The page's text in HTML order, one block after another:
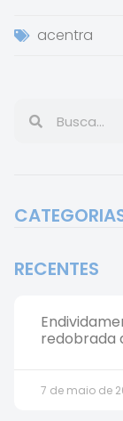
acentra
RECENTES
redobrada
7 de maio de